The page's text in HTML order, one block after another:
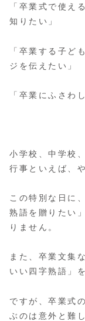
「卒業式で使え
知りたい」
「卒業する子ど
ジを伝えたい」
「卒業にふさわ
小学校、中学校
行事といえば、
この特別な日に
熟語を贈りたい
りません。
また、卒業文集
いい四字熟語」
ですが、卒業式
ぶのは意外と難